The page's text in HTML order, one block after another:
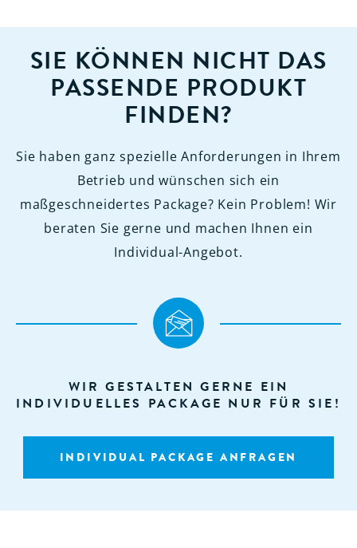
SIE KÖNNEN NICHT DAS
PASSENDE PRODUKT
FINDEN?
Sie haben ganz spezielle Anforderungen in Ihrem
Betrieb und wünschen sich ein
maßgeschneidertes Package? Kein Problem! Wir
beraten Sie gerne und machen Ihnen ein
Individual-Angebot.
WIR GESTALTEN GERNE EIN
INDIVIDUELLES PACKAGE NUR FÜR SIE!
INDIVIDUAL PACKAGE ANFRAGEN